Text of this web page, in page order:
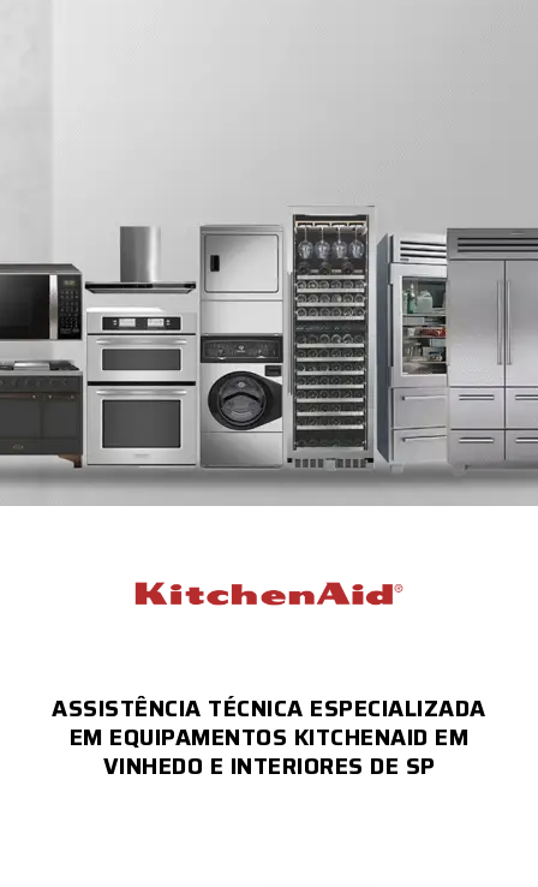
ASSISTÊNCIA TÉCNICA ESPECIALIZADA
EM EQUIPAMENTOS KITCHENAID EM
VINHEDO E INTERIORES DE SP